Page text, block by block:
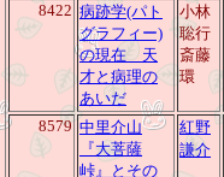
8422 病跡学(パト
グラフィー)
の現在 天
才と病理の
あいだ
小林
聡行
斎藤
環
8579 中里介山
『大菩薩
峠』とその
紅野
謙介